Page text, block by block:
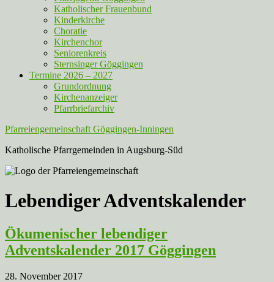
Katholischer Frauenbund
Kinderkirche
Choratie
Kirchenchor
Seniorenkreis
Sternsinger Göggingen
Termine 2026 – 2027
Grundordnung
Kirchenanzeiger
Pfarrbriefarchiv
Pfarreiengemeinschaft Göggingen-Inningen
Katholische Pfarrgemeinden in Augsburg-Süd
Lebendiger Adventskalender
Ökumenischer lebendiger
Adventskalender 2017 Göggingen
28. November 2017